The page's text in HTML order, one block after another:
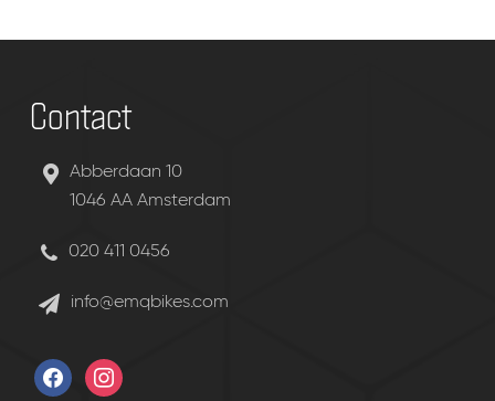
Contact
Abberdaan 10
1046 AA Amsterdam
020 411 0456
info@emqbikes.com
facebookinstagram